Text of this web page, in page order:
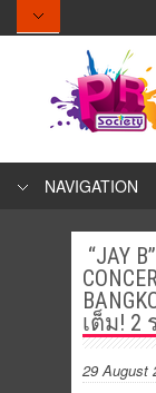
NAVIGATION
“JAY
เต็ม! 2
29 August